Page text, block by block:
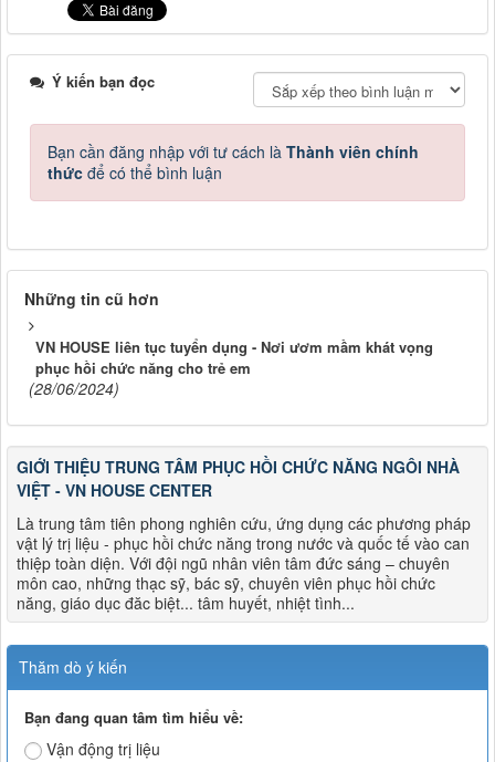
Ý kiến bạn đọc
Bạn cần đăng nhập với tư cách là Thành viên chính
thức để có thể bình luận
Những tin cũ hơn
VN HOUSE liên tục tuyển dụng - Nơi ươm mầm khát vọng
phục hồi chức năng cho trẻ em
(28/06/2024)
GIỚI THIỆU TRUNG TÂM PHỤC HỒI CHỨC NĂNG NGÔI NHÀ
VIỆT - VN HOUSE CENTER
Là trung tâm tiên phong nghiên cứu, ứng dụng các phương pháp
vật lý trị liệu - phục hồi chức năng trong nước và quốc tế vào can
thiệp toàn diện. Với đội ngũ nhân viên tâm đức sáng – chuyên
môn cao, những thạc sỹ, bác sỹ, chuyên viên phục hồi chức
năng, giáo dục đăc biệt... tâm huyết, nhiệt tình...
Thăm dò ý kiến
Bạn đang quan tâm tìm hiểu về:
Vận động trị liệu